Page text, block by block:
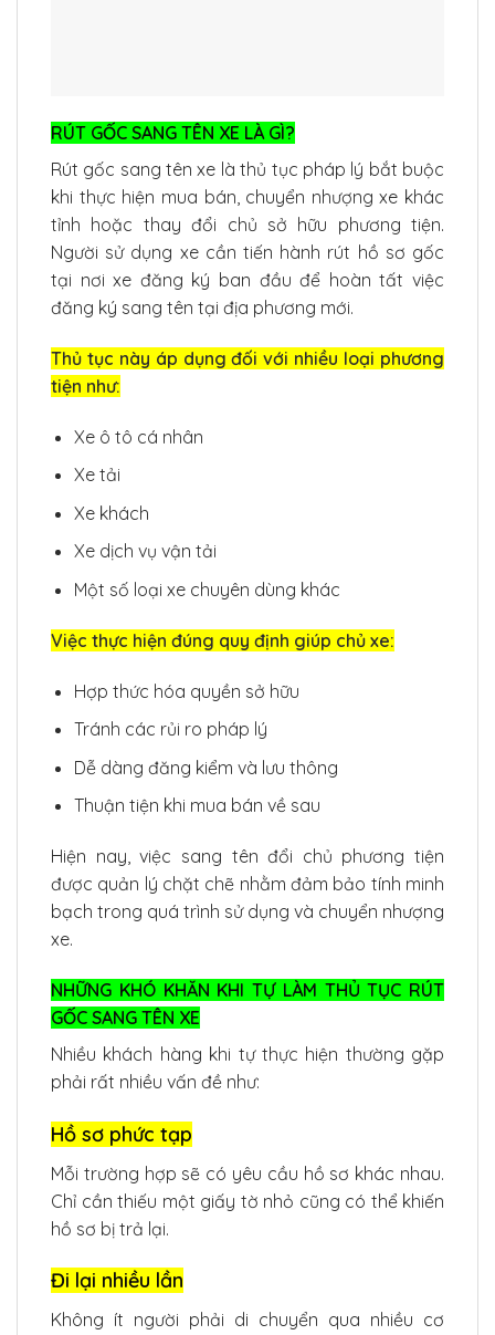
RÚT GỐC SANG TÊN XE LÀ GÌ?
Rút gốc sang tên xe là thủ tục pháp lý bắt buộc
khi thực hiện mua bán, chuyển nhượng xe khác
tỉnh hoặc thay đổi chủ sở hữu phương tiện.
Người sử dụng xe cần tiến hành rút hồ sơ gốc
tại nơi xe đăng ký ban đầu để hoàn tất việc
đăng ký sang tên tại địa phương mới.
Thủ tục này áp dụng đối với nhiều loại phương
tiện như:
Xe ô tô cá nhân
Xe tải
Xe khách
Xe dịch vụ vận tải
Một số loại xe chuyên dùng khác
Việc thực hiện đúng quy định giúp chủ xe:
Hợp thức hóa quyền sở hữu
Tránh các rủi ro pháp lý
Dễ dàng đăng kiểm và lưu thông
Thuận tiện khi mua bán về sau
Hiện nay, việc sang tên đổi chủ phương tiện
được quản lý chặt chẽ nhằm đảm bảo tính minh
bạch trong quá trình sử dụng và chuyển nhượng
xe.
NHỮNG KHÓ KHĂN KHI TỰ LÀM THỦ TỤC RÚT
GỐC SANG TÊN XE
Nhiều khách hàng khi tự thực hiện thường gặp
phải rất nhiều vấn đề như:
Hồ sơ phức tạp
Mỗi trường hợp sẽ có yêu cầu hồ sơ khác nhau.
Chỉ cần thiếu một giấy tờ nhỏ cũng có thể khiến
hồ sơ bị trả lại.
Đi lại nhiều lần
Không ít người phải di chuyển qua nhiều cơ